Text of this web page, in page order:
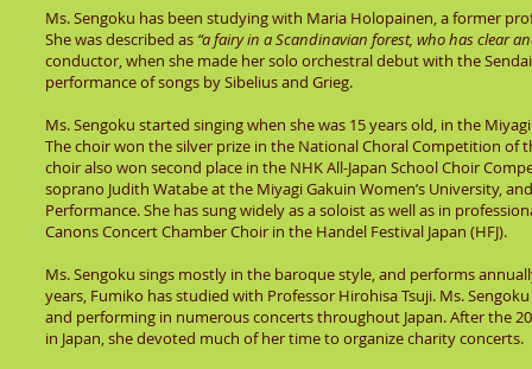
Ms. Sengoku has been studying with Maria Holopainen, a former
She was described as “a fairy in a Scandinavian forest, who has clear
conductor, when she made her solo orchestral debut with the
performance of songs by Sibelius and Grieg.
Ms. Sengoku started singing when she was 15 years old, in the
The choir won the silver prize in the National Choral Competition of
choir also won second place in the NHK All-Japan School Choir
soprano Judith Watabe at the Miyagi Gakuin Women’s University,
Performance. She has sung widely as a soloist as well as in
Canons Concert Chamber Choir in the Handel Festival Japan (HFJ).
Ms. Sengoku sings mostly in the baroque style, and performs
years, Fumiko has studied with Professor Hirohisa Tsuji. Ms.
and performing in numerous concerts throughout Japan. After the
in Japan, she devoted much of her time to organize charity concerts.